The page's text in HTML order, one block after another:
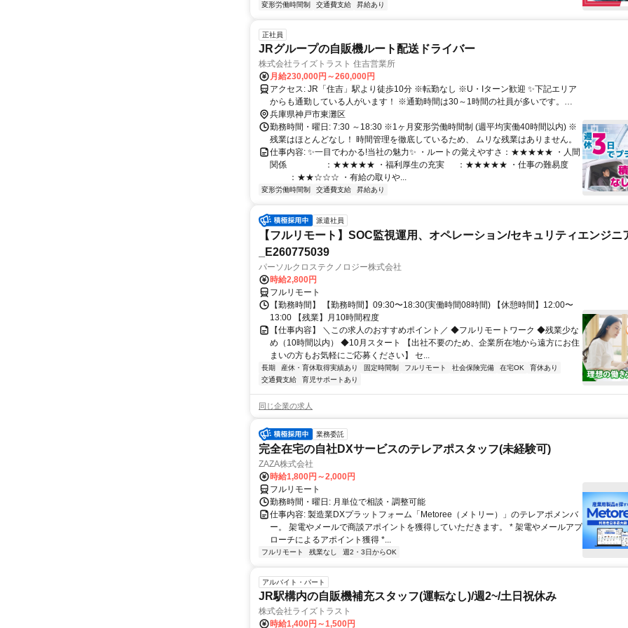
変形労働時間制 交通費支給 昇給あり
正社員
JRグループの自販機ルート配送ドライバー
株式会社ライズトラスト 住吉営業所
月給230,000円～260,000円
アクセス: JR「住吉」駅より徒歩10分 ※転勤なし ※U・Iターン歓迎 ✨️下記エリア
からも通勤している人がいます！ ※通勤時間は30～1時間の社員が多いです。
【兵庫県】西宮駅・朝霧駅・明石駅・新長田駅・尼崎駅等 【大阪府】京橋駅・福
島駅・千里中央駅・西九条駅等
兵庫県神戸市東灘区
勤務時間・曜日: 7:30 ～18:30 ※1ヶ月変形労働時間制 (週平均実働40時間以内) ※
残業はほとんどなし！ 時間管理を徹底しているため、 ムリな残業はありません。
仕事内容: ✨一目でわかる!当社の魅力✨ ・ルートの覚えやすさ：★★★★★ ・人間
関係 ：★★★★★ ・福利厚生の充実 ：★★★★★ ・仕事の難易度
：★★☆☆☆ ・有給の取りや...
変形労働時間制 交通費支給 昇給あり
派遣社員
【フルリモート】SOC監視運用、オペレーション/セキュリティエンジニ
_E260775039
パーソルクロステクノロジー株式会社
時給2,800円
フルリモート
【勤務時間】 【勤務時間】09:30〜18:30(実働時間08時間) 【休憩時間】12:00〜
13:00 【残業】月10時間程度
【仕事内容】 ＼この求人のおすすめポイント／ ◆フルリモートワーク ◆残業少な
め（10時間以内） ◆10月スタート 【出社不要のため、企業所在地から遠方にお住
まいの方もお気軽にご応募ください】 セ...
長期 産休・育休取得実績あり 固定時間制 フルリモート 社会保険完備 在宅OK
育休あり
交通費支給
育児サポートあり
同じ企業の求人
業務委託
完全在宅の自社DXサービスのテレアポスタッフ(未経験可)
ZAZA株式会社
時給1,800円～2,000円
フルリモート
勤務時間・曜日: 月単位で相談・調整可能
仕事内容: 製造業DXプラットフォーム「Metoree（メトリー）」のテレアポメンバ
ー。 架電やメールで商談アポイントを獲得していただきます。 * 架電やメールアプ
ローチによるアポイント獲得 *...
フルリモート 残業なし 週2・3日からOK
アルバイト・パート
JR駅構内の自販機補充スタッフ(運転なし)/週2~/土日祝休み
株式会社ライズトラスト
時給1,400円～1,500円